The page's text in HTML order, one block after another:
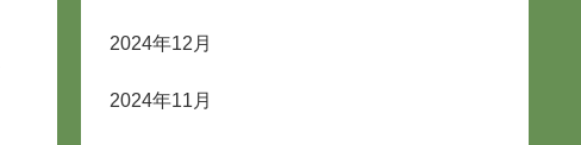
2024年12月
2024年11月